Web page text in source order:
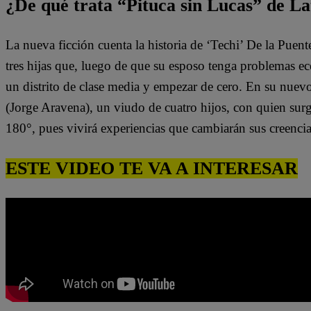
¿De qué trata “Pituca sin Lucas” de
La nueva ficción cuenta la historia de ‘Techi’ De la
tres hijas que, luego de que su esposo tenga problemas
un distrito de clase media y empezar de cero. En su
(Jorge Aravena), un viudo de cuatro hijos, con quien
180°, pues vivirá experiencias que cambiarán sus
ESTE VIDEO TE VA A INTERESAR